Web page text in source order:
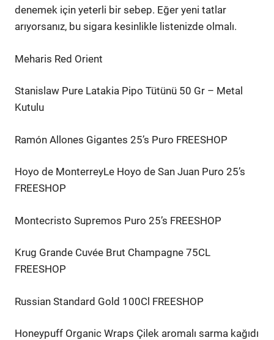
denemek için yeterli bir sebep. Eğer yeni tatlar
arıyorsanız, bu sigara kesinlikle listenizde olmalı.
Meharis Red Orient
Stanislaw Pure Latakia Pipo Tütünü 50 Gr – Metal
Kutulu
Ramón Allones Gigantes 25’s Puro FREESHOP
Hoyo de MonterreyLe Hoyo de San Juan Puro 25’s
FREESHOP
Montecristo Supremos Puro 25’s FREESHOP
Krug Grande Cuvée Brut Champagne 75CL
FREESHOP
Russian Standard Gold 100Cl FREESHOP
Honeypuff Organic Wraps Çilek aromalı sarma kağıdı